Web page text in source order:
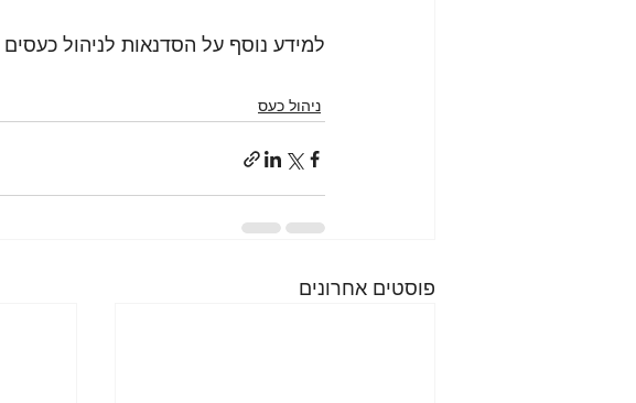
למידע נוסף על הסדנאות לניהול כעסים
ניהול כעס
פוסטים אחרונים